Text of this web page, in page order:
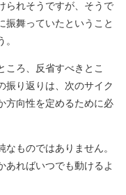
られそうですが、そうで
振舞っていたということ
。
ころ、反省すべきとこ
振り返りは、次のサイク
方向性を定めるために必
ものではありません。
あればいつでも動けるよ